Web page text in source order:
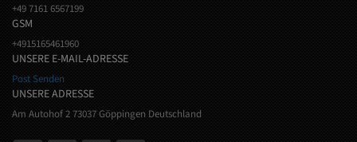
+49 7161 6567199
GSM
+4915165461960
UNSERE E-MAIL-ADRESSE
Post Senden
UNSERE ADRESSE
Am Autohof 2 73037 Göppingen Deutschland